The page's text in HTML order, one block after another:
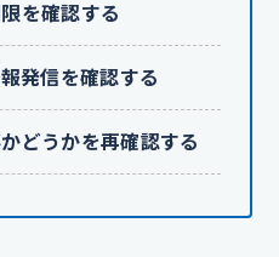
を確認する
発信を確認する
どうかを再確認する